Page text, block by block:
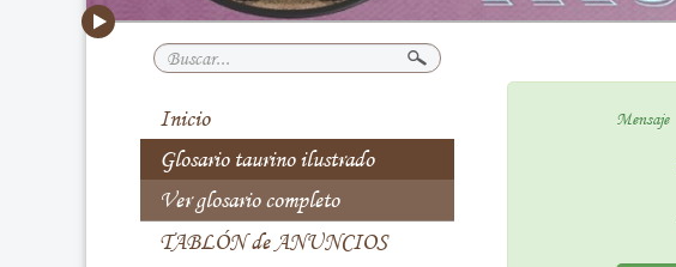
Buscar...
Inicio
Glosario taurino ilustrado
Ver glosario completo
TABLÓN de ANUNCIOS
Mensaje